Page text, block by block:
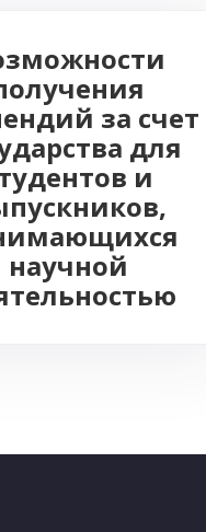
за счет
для
и
научной